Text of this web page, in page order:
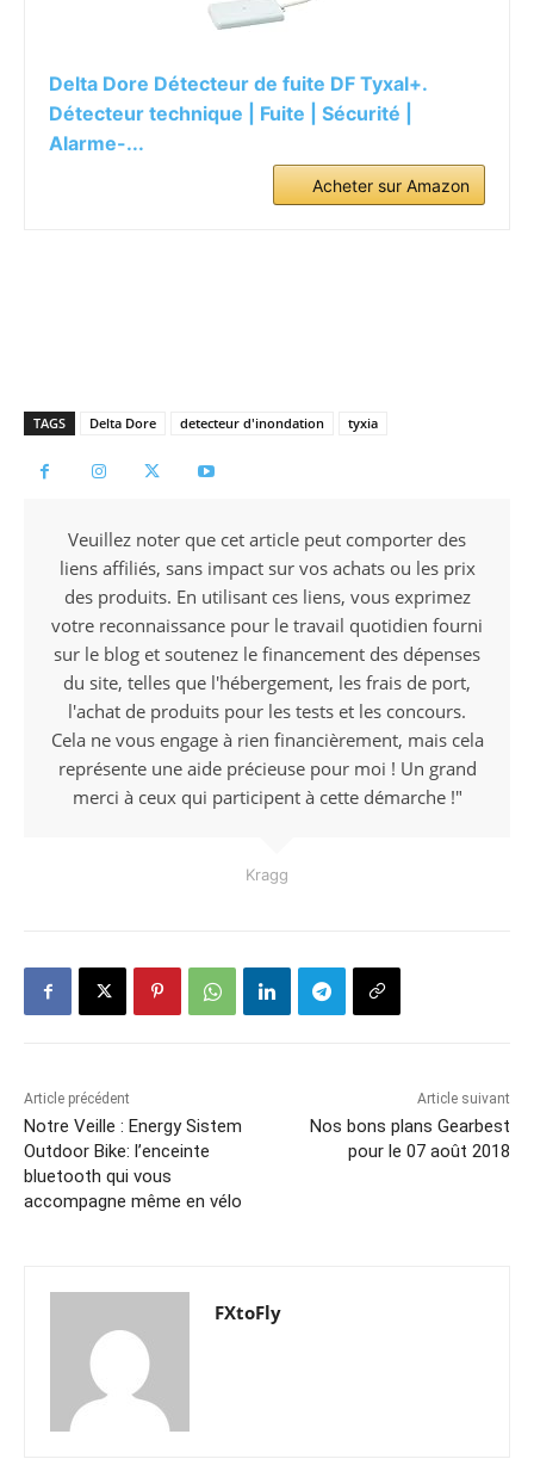
Delta Dore Détecteur de fuite DF Tyxal+.
Détecteur technique | Fuite | Sécurité |
Alarme-...
Acheter sur Amazon
TAGS Delta Dore detecteur d'inondation tyxia
Veuillez noter que cet article peut comporter des
liens affiliés, sans impact sur vos achats ou les prix
des produits. En utilisant ces liens, vous exprimez
votre reconnaissance pour le travail quotidien fourni
sur le blog et soutenez le financement des dépenses
du site, telles que l'hébergement, les frais de port,
l'achat de produits pour les tests et les concours.
Cela ne vous engage à rien financièrement, mais cela
représente une aide précieuse pour moi ! Un grand
merci à ceux qui participent à cette démarche !"
Kragg
Article précédent
Notre Veille : Energy Sistem
Outdoor Bike: l’enceinte
bluetooth qui vous
accompagne même en vélo
Article suivant
Nos bons plans Gearbest
pour le 07 août 2018
FXtoFly